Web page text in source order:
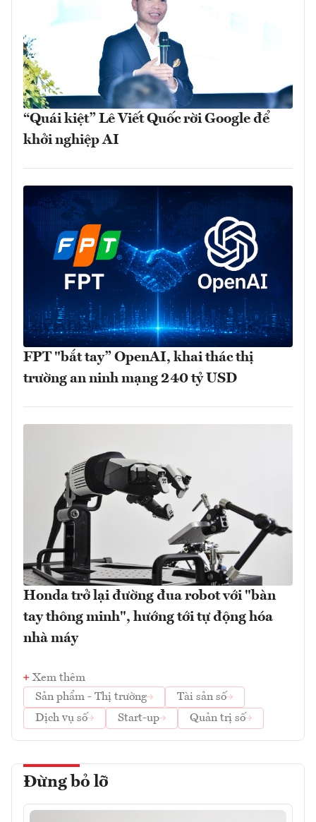
“Quái kiệt” Lê Viết Quốc rời Google để
khởi nghiệp AI
FPT "bắt tay” OpenAI, khai thác thị
trường an ninh mạng 240 tỷ USD
Honda trở lại đường đua robot với "bàn
tay thông minh", hướng tới tự động hóa
nhà máy
Xem thêm
Sản phẩm - Thị trường
Tài sản số
Dịch vụ số
Start-up Quản trị số
Đừng bỏ lỡ